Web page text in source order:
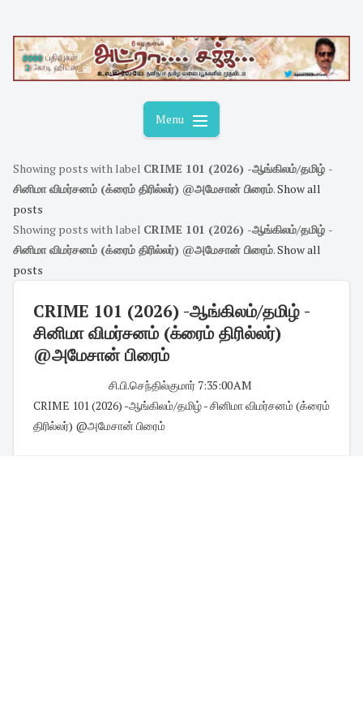
content
Menu
Showing posts with label CRIME 101 (2026) -ஆங்கிலம்/தமிழ் -
சினிமா விமர்சனம் (க்ரைம் திரில்லர்) @அமேசான் பிரைம்.Show all
posts
Showing posts with label CRIME 101 (2026) -ஆங்கிலம்/தமிழ் -
சினிமா விமர்சனம் (க்ரைம் திரில்லர்) @அமேசான் பிரைம்.Show all
posts
CRIME 101 (2026) -ஆங்கிலம்/தமிழ் -
சினிமா விமர்சனம் (க்ரைம் திரில்லர்)
@அமேசான் பிரைம்
சி.பி.செந்தில்குமார் 7:35:00 AM
CRIME 101 (2026) -ஆங்கிலம்/தமிழ் - சினிமா விமர்சனம் (க்ரைம்
திரில்லர்) @அமேசான் பிரைம்